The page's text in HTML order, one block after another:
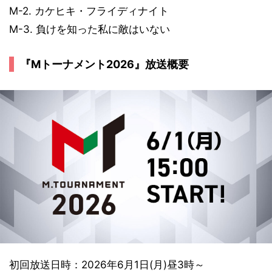
M-2. カケヒキ・フライディナイト
M-3. 負けを知った私に敵はいない
『Mトーナメント2026』放送概要
初回放送日時：2026年6月1日(月)昼3時～